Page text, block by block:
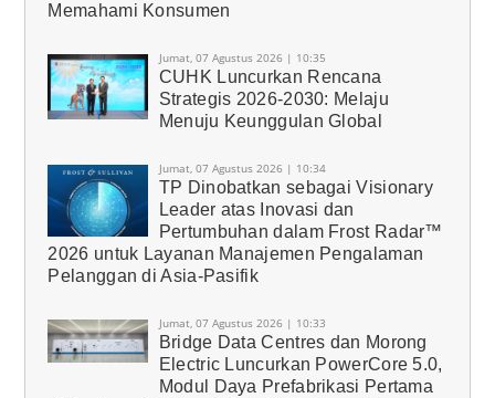
Memahami Konsumen
Jumat, 07 Agustus 2026 | 10:35
CUHK Luncurkan Rencana
Strategis 2026-2030: Melaju
Menuju Keunggulan Global
Jumat, 07 Agustus 2026 | 10:34
TP Dinobatkan sebagai Visionary
Leader atas Inovasi dan
Pertumbuhan dalam Frost Radar™
2026 untuk Layanan Manajemen Pengalaman
Pelanggan di Asia-Pasifik
Jumat, 07 Agustus 2026 | 10:33
Bridge Data Centres dan Morong
Electric Luncurkan PowerCore 5.0,
Modul Daya Prefabrikasi Pertama